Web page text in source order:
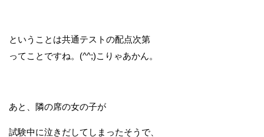
ということは共通テストの配点次第
ってことですね。(^^;)こりゃあかん。
あと、隣の席の女の子が
試験中に泣きだしてしまったそうで、